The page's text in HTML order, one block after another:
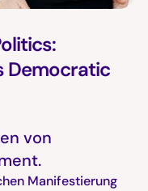
Democratic
von
Manifestierung